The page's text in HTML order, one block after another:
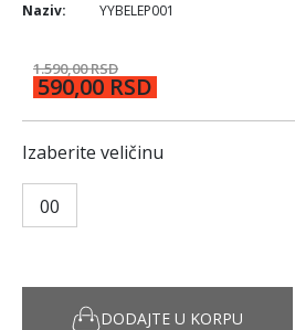
Naziv:
YYBELEP001
1.590,00 RSD
590,00 RSD
Izaberite veličinu
00
DODAJTE U KORPU